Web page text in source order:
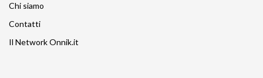
Chi siamo
Contatti
Il Network Onnik.it